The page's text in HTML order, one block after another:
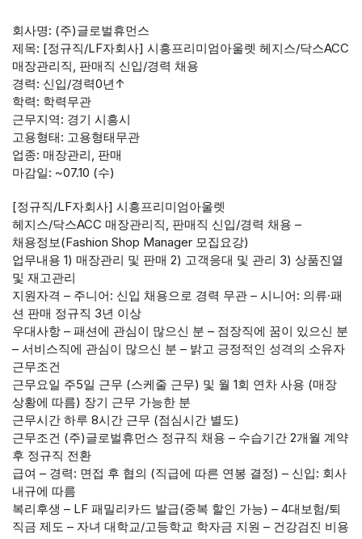
회사명: (주)글로벌휴먼스
제목: [정규직/LF자회사] 시흥프리미엄아울렛 헤지스/닥스ACC
매장관리직, 판매직 신입/경력 채용
경력: 신입/경력0년↑
학력: 학력무관
근무지역: 경기 시흥시
고용형태: 고용형태무관
업종: 매장관리, 판매
마감일: ~07.10 (수)
[정규직/LF자회사] 시흥프리미엄아울렛
헤지스/닥스ACC 매장관리직, 판매직 신입/경력 채용 –
채용정보(Fashion Shop Manager 모집요강)
업무내용 1) 매장관리 및 판매 2) 고객응대 및 관리 3) 상품진열
및 재고관리
지원자격 – 주니어: 신입 채용으로 경력 무관 – 시니어: 의류·패
션 판매 정규직 3년 이상
우대사항 – 패션에 관심이 많으신 분 – 점장직에 꿈이 있으신 분
– 서비스직에 관심이 많으신 분 – 밝고 긍정적인 성격의 소유자
근무조건
근무요일 주5일 근무 (스케줄 근무) 및 월 1회 연차 사용 (매장
상황에 따름) 장기 근무 가능한 분
근무시간 하루 8시간 근무 (점심시간 별도)
근무조건 (주)글로벌휴먼스 정규직 채용 – 수습기간 2개월 계약
후 정규직 전환
급여 – 경력: 면접 후 협의 (직급에 따른 연봉 결정) – 신입: 회사
내규에 따름
복리후생 – LF 패밀리카드 발급(중복 할인 가능) – 4대보험/퇴
직금 제도 – 자녀 대학교/고등학교 학자금 지원 – 건강검진 비용